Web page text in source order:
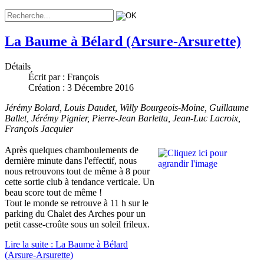
La Baume à Bélard (Arsure-Arsurette)
Détails
Écrit par : François
Création : 3 Décembre 2016
Jérémy Bolard, Louis Daudet, Willy Bourgeois-Moine, Guillaume
Ballet, Jérémy Pignier, Pierre-Jean Barletta, Jean-Luc Lacroix,
François Jacquier
Après quelques chamboulements de
dernière minute dans l'effectif, nous
nous retrouvons tout de même à 8 pour
cette sortie club à tendance verticale. Un
beau score tout de même !
Tout le monde se retrouve à 11 h sur le
parking du Chalet des Arches pour un
petit casse-croûte sous un soleil frileux.
Lire la suite : La Baume à Bélard
(Arsure-Arsurette)